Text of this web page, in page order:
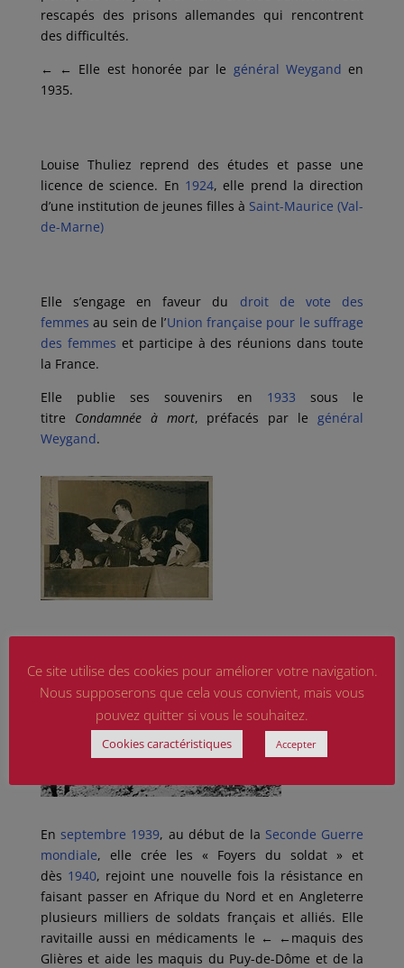
rescapés des prisons allemandes qui rencontrent
des difficultés.
← ← Elle est honorée par le général Weygand en
1935.
Louise Thuliez reprend des études et passe une
licence de science. En 1924, elle prend la direction
d’une institution de jeunes filles à Saint-Maurice (Val-
de-Marne)
Elle s’engage en faveur du droit de vote des
femmes au sein de l’Union française pour le suffrage
des femmes et participe à des réunions dans toute
la France.
Elle publie ses souvenirs en 1933 sous le
titre Condamnée à mort, préfacés par legénéral
Weygand.
En septembre 1939, au début de la Seconde Guerre
mondiale, elle crée les « Foyers du soldat » et
dès 1940, rejoint une nouvelle fois la résistance en
faisant passer en Afrique du Nord et en Angleterre
plusieurs milliers de soldats français et alliés. Elle
ravitaille aussi en médicaments le ← ← maquis des
Glières et aide les maquis du Puy-de-Dôme et de la
Ce site utilise des cookies pour améliorer votre navigation.
Nous supposerons que cela vous convient, mais vous
pouvez quitter si vous le souhaitez.
Cookies caractéristiques Accepter